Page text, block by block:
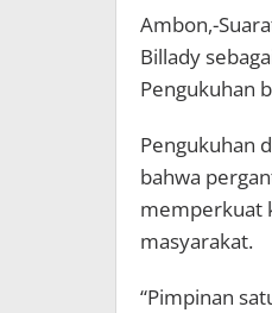
Ambon,-
Billady
Pengukuhan
Pengukuhan
bahwa
memperkuat
masyarakat.
“Pimpinan